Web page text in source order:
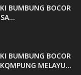
BUMBUNG BOCOR
BUMBUNG BOCOR
MELAYU...